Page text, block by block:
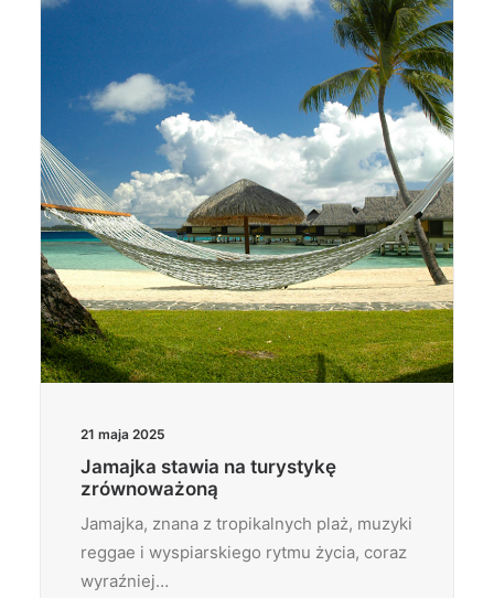
21 maja 2025
Jamajka stawia na turystykę
zrównoważoną
Jamajka, znana z tropikalnych plaż, muzyki
reggae i wyspiarskiego rytmu życia, coraz
wyraźniej…